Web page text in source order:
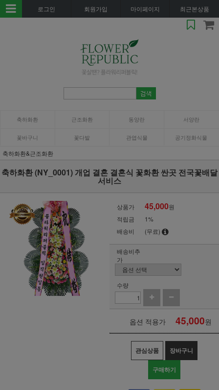
로그인 회원가입 마이페이지 최근본상품
축하화환 근조화환 동양란 서양란
꽃바구니 꽃다발 관엽식물 공기정화식물
축하화환&근조화환
축하화환 (NY_0001) 개업 결혼 결혼식 꽃화환 싼곳 전국꽃배달
서비스
상품가 45,000원
적립금
1%
배송비
(무료)
배송비추
가
수량
옵션 적용가 45,000원
관심상품 장바구니
구매하기